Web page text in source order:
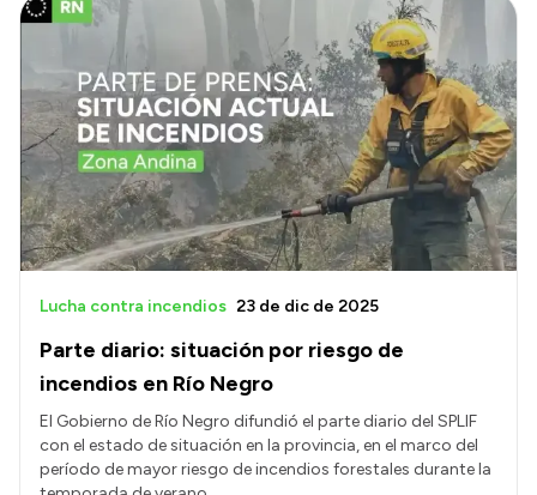
Parte diario: situación por riesgo de
incendios en Río Negro
Lucha contra incendios 23 de dic de 2025
El Gobierno de Río Negro difundió el parte diario del SPLIF
con el estado de situación en la provincia, en el marco del
período de mayor riesgo de incendios forestales durante la